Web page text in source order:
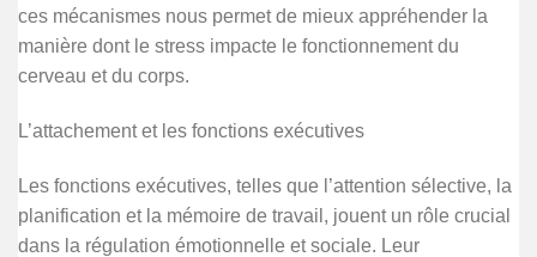
ces mécanismes nous permet de mieux appréhender la
manière dont le stress impacte le fonctionnement du
cerveau et du corps.
L’attachement et les fonctions exécutives
Les fonctions exécutives, telles que l’attention sélective, la
planification et la mémoire de travail, jouent un rôle crucial
dans la régulation émotionnelle et sociale. Leur